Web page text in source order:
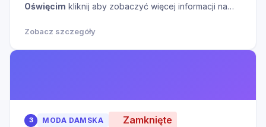
Oświęcim kliknij aby zobaczyć więcej informacji na
Zobacz szczegóły
3 MODA DAMSKA Zamknięte